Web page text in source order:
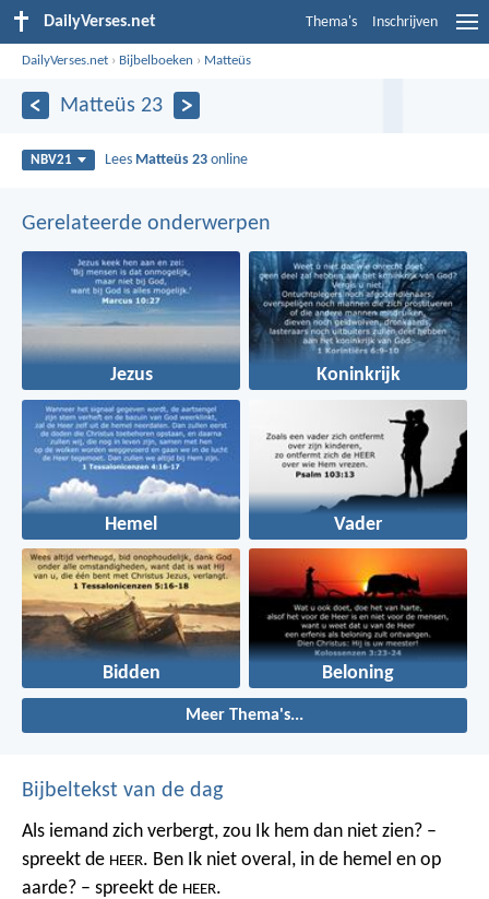
DailyVerses.net Thema's Inschrijven
DailyVerses.net › Bijbelboeken › Matteüs
Matteüs 23
NBV21 Lees Matteüs 23 online
Gerelateerde onderwerpen
Jezus Koninkrijk
Hemel Vader
Bidden Beloning
Meer Thema's...
Bijbeltekst van de dag
Als iemand zich verbergt, zou Ik hem dan niet zien? –
spreekt de HEER. Ben Ik niet overal, in de hemel en op
aarde? – spreekt de HEER.